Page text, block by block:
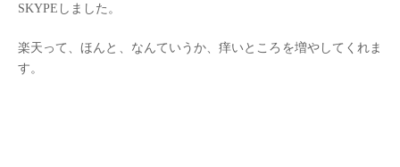
SKYPEしました。
楽天って、ほんと、なんていうか、痒いところを増やしてくれま
す。